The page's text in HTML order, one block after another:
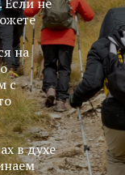
на
с
в духе